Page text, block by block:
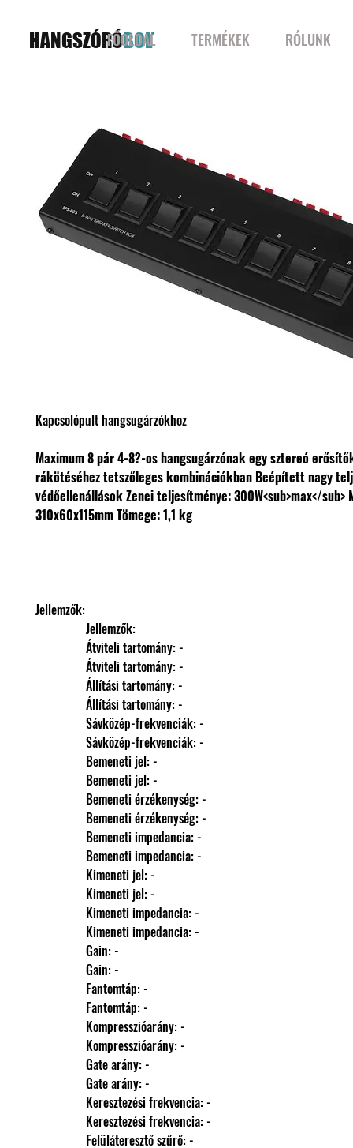
HANGSZÓRÓBOLT
FŐOLDAL TERMÉKEK RÓLUNK
Kapcsolópult hangsugárzókhoz
Maximum 8 pár 4-8?-os hangsugárzónak egy sztereó
rákötéséhez tetszőleges kombinációkban Beépített nagy
védőellenállásokZenei teljesítménye: 300W<sub>max</sub>
310x60x115mmTömege: 1,1 kg
Jellemzők:
                Jellemzők:
                Átviteli tartomány: -
                Átviteli tartomány: -
                Állítási tartomány: -
                Állítási tartomány: -
                Sávközép-frekvenciák: -
                Sávközép-frekvenciák: -
                Bemeneti jel: -
                Bemeneti jel: -
                Bemeneti érzékenység: -
                Bemeneti érzékenység: -
                Bemeneti impedancia: -
                Bemeneti impedancia: -
                Kimeneti jel: -
                Kimeneti jel: -
                Kimeneti impedancia: -
                Kimeneti impedancia: -
                Gain: -
                Gain: -
                Fantomtáp: -
                Fantomtáp: -
                Kompresszióarány: -
                Kompresszióarány: -
                Gate arány: -
                Gate arány: -
                Keresztezési frekvencia: -
                Keresztezési frekvencia: -
                Felüláteresztő szűrő: -